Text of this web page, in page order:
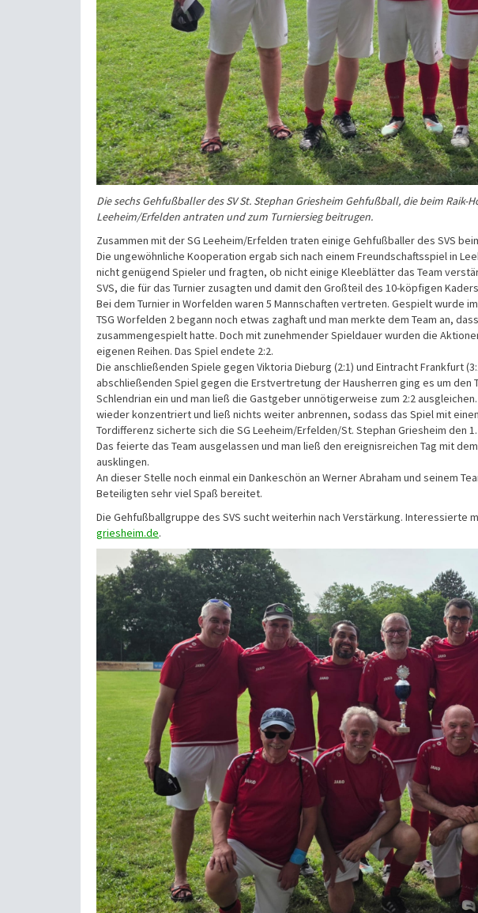
Die sechs Gehfußballer des SV St. Stephan Griesheim Gehfußball, die beim Raik-
Leeheim/Erfelden antraten und zum Turniersieg beitrugen.
Zusammen mit der SG Leeheim/Erfelden traten einige Gehfußballer des SVS
Die ungewöhnliche Kooperation ergab sich nach einem Freundschaftsspiel in
nicht genügend Spieler und fragten, ob nicht einige Kleeblätter das Team
SVS, die für das Turnier zusagten und damit den Großteil des 10-köpfigen
Bei dem Turnier in Worfelden waren 5 Mannschaften vertreten. Gespielt wurde
TSG Worfelden 2 begann noch etwas zaghaft und man merkte dem Team an,
zusammengespielt hatte. Doch mit zunehmender Spieldauer wurden die
eigenen Reihen. Das Spiel endete 2:2.
Die anschließenden Spiele gegen Viktoria Dieburg (2:1) und Eintracht Frankfurt
abschließenden Spiel gegen die Erstvertretung der Hausherren ging es um den
Schlendrian ein und man ließ die Gastgeber unnötigerweise zum 2:2
wieder konzentriert und ließ nichts weiter anbrennen, sodass das Spiel mit
Tordifferenz sicherte sich die SG Leeheim/Erfelden/St. Stephan Griesheim den
Das feierte das Team ausgelassen und man ließ den ereignisreichen Tag mit
ausklingen.
An dieser Stelle noch einmal ein Dankeschön an Werner Abraham und seinem
Beteiligten sehr viel Spaß bereitet.
Die Gehfußballgruppe des SVS sucht weiterhin nach Verstärkung. Interessierte
griesheim.de.